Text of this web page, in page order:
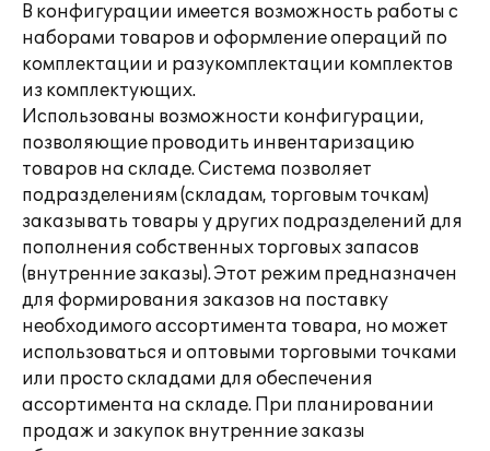
В конфигурации имеется возможность работы с
наборами товаров и оформление операций по
комплектации и разукомплектации комплектов
из комплектующих.
Использованы возможности конфигурации,
позволяющие проводить инвентаризацию
товаров на складе. Система позволяет
подразделениям (складам, торговым точкам)
заказывать товары у других подразделений для
пополнения собственных торговых запасов
(внутренние заказы). Этот режим предназначен
для формирования заказов на поставку
необходимого ассортимента товара, но может
использоваться и оптовыми торговыми точками
или просто складами для обеспечения
ассортимента на складе. При планировании
продаж и закупок внутренние заказы